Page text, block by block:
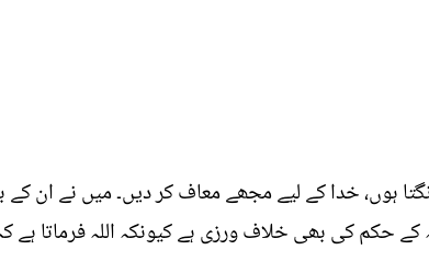
ہوں، خدا کے لیے مجھے معاف کر دیں۔ میں نے
کے حکم کی بھی خلاف ورزی ہے کیونکہ اللہ فرماتا ہے